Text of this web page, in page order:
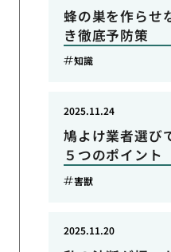
蜂の巣を作らせ
き徹底予防策
知識
鳩よけ業者選び
５つのポイント
2025.11.24
害獣
2025.11.20